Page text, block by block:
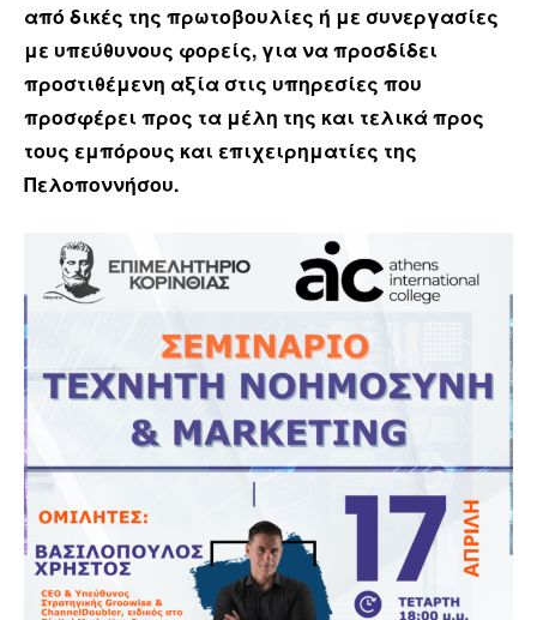
από δικές της πρωτοβουλίες ή με συνεργασίες
με υπεύθυνους φορείς, για να προσδίδει
προστιθέμενη αξία στις υπηρεσίες που
προσφέρει προς τα μέλη της και τελικά προς
τους εμπόρους και επιχειρηματίες της
Πελοποννήσου.